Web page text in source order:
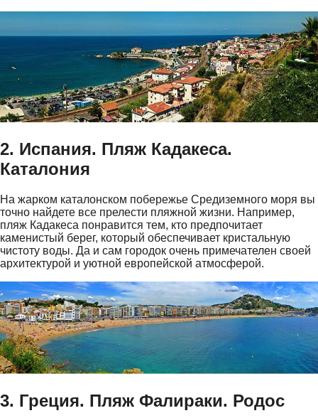
2. Испания. Пляж Кадакеса.
Каталония
На жарком каталонском побережье Средиземного моря вы
точно найдете все прелести пляжной жизни. Например,
пляж Кадакеса понравится тем, кто предпочитает
каменистый берег, который обеспечивает кристальную
чистоту воды. Да и сам городок очень примечателен своей
архитектурой и уютной европейской атмосферой.
3. Греция. Пляж Фалираки. Родос